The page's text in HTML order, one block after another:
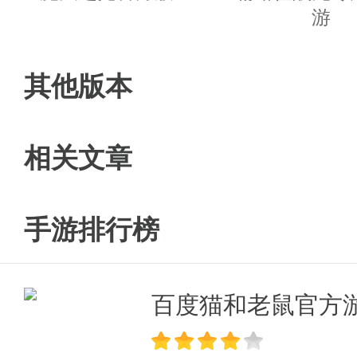
· 丰富的玩法,充满未知性的地图
游戏福利
· 充值比例1:200,首充三倍元宝;
· 充值10元到V5,免费领取绝版
指等;
· 月卡特权购买,最低只需要1元
游
其他版本
相关文章
手游排行榜
百度猫和老鼠官方